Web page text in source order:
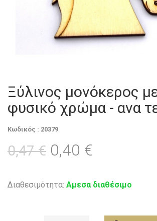
Ξύλινος μονόκερος
φυσικό χρώμα - ανα
Κωδικός : 20379
0,47 € 0,40 €
Διαθεσιμότητα: Αμεσα διαθέσιμο